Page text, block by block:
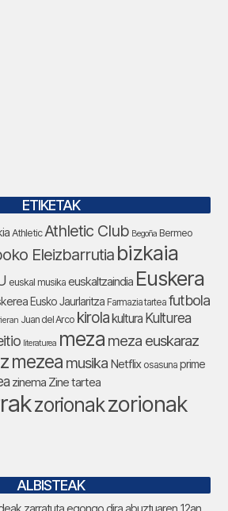
ETIKETAK
Athletic Athletic Club Begoña Bermeo
Eleizbarrutia bizkaia
euskal musika euskaltzaindia Euskera
Eusko Jaurlaritza Farmazia tartea futbola
Juan del Arco kirolakultura Kulturea
literaturea meza meza euskaraz
mezea musika Netflix osasuna prime
zinema Zine tartea
zorionakzorionak
ALBISTEAK
zarratuta egongo dira abuztuaren 12an,